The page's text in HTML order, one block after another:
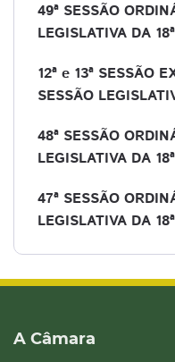
49ª SESSÃO
LEGISLATIVA DA
12ª e 13ª SESSÃO
SESSÃO
48ª SESSÃO
LEGISLATIVA DA
47ª SESSÃO
LEGISLATIVA DA
A Câmara